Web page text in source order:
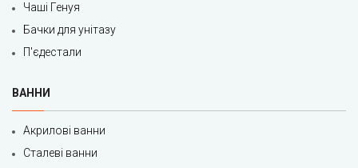
Чаші Генуя
Бачки для унітазу
П'єдестали
ВАННИ
Акрилові ванни
Сталеві ванни